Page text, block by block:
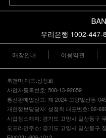
우리은행 1002-447-
매장안내 이용약관
룩앤미 대표:성정희
사업자등록번호: 508-13-92659
통신판매업신고: 제 2024-고양일산동-
개인정보담당자: 성정희 대표번호: 02-
사업장소재지: 경기도 고양시 일산동구
오프라인주소: 경기도 고양시 일산동구